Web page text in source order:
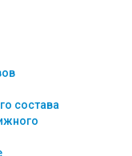
состава